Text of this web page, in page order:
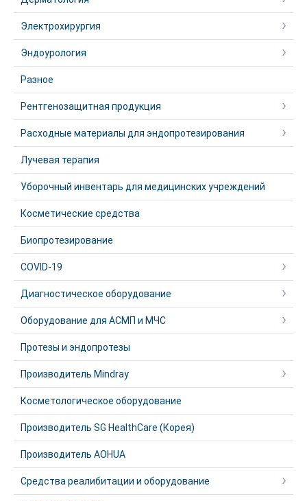
Электрохирургия
Эндоурология
Разное
Рентгенозащитная продукция
Расходные материалы для эндопротезирования
Лучевая терапия
Уборочный инвентарь для медицинских учреждений
Косметические средства
Биопротезирование
COVID-19
Диагностическое оборудование
Оборудование для АСМП и МЧС
Протезы и эндопротезы
Производитель Mindray
Косметологическое оборудование
Производитель SG HealthCare (Корея)
Производитель AOHUA
Средства реалибитации и оборудование